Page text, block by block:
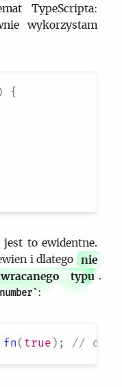
TypeScripta:
wykorzystam
{
to ewidentne.
i dlatego nie
typu .
number :
fn ( true ) ; //